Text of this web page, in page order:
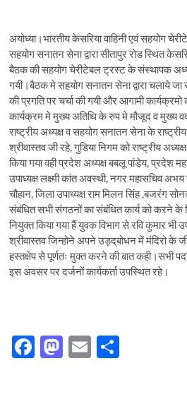
अयोध्या।भारतीय केसरिया वाहिनी एवं सहयोग
सहयोग सनातन सेना द्वारा सीतापुर रोड स्थित
बैठक की सहयोग चेरीटेबल ट्रस्ट के संस्थापक अध्यक्ष
गयी।बैठक मे सहयोग सनातन सेना द्वारा चलाये जा
की प्रगति पर चर्चा की गयी और आगामी
कार्यक्रम मे मुख्य अतिथि के रुप मे मौजूद व मुख्य
राष्ट्रीय अध्यक्ष व सहयोग सनातन सेना के
श्रीवास्तव जी रहे, गुडिया निगम को राष्ट्रीय
किया गया वही प्रदेश अध्यक्ष बबलू पांडेय, प्रदेश
उपाध्यक्ष लक्ष्मी कांत अवस्थी, नगर महासचिव अभय
चौहान, जिला उपाध्यक्ष राम मिलन सिंह ,बजरंग
संबंधित सभी संगठनों का संबंधित कार्य को करने
नियुक्त किया गया हैं युवक विभाग से रवि कुमार
श्रीवास्तव जिन्होने अपने उड़द्‌बोधन में मंदिरो के
हस्तक्षेप से पूर्णतः मुक्त करने की बात कही।सभी
इस अवसर पर दर्जनों कार्यकर्ता उपस्थित रहे।
F
M E